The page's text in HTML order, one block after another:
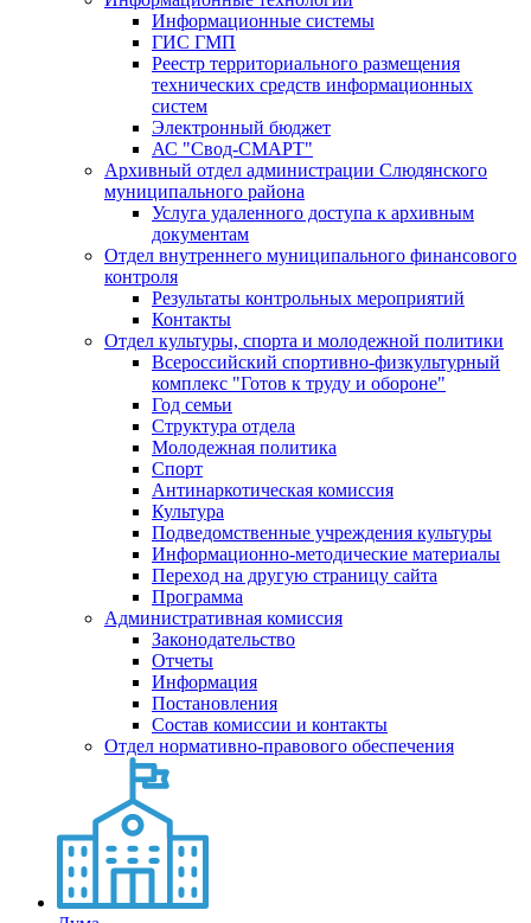
Информационные системы
ГИС ГМП
Реестр территориального размещения
технических средств информационных
систем
Электронный бюджет
АС "Свод-СМАРТ"
Архивный отдел администрации Слюдянского
муниципального района
Услуга удаленного доступа к архивным
документам
Отдел внутреннего муниципального финансового
контроля
Результаты контрольных мероприятий
Контакты
Отдел культуры, спорта и молодежной политики
Всероссийский спортивно-физкультурный
комплекс "Готов к труду и обороне"
Год семьи
Структура отдела
Молодежная политика
Спорт
Антинаркотическая комиссия
Культура
Подведомственные учреждения культуры
Информационно-методические материалы
Переход на другую страницу сайта
Программа
Административная комиссия
Законодательство
Отчеты
Информация
Постановления
Состав комиссии и контакты
Отдел нормативно-правового обеспечения